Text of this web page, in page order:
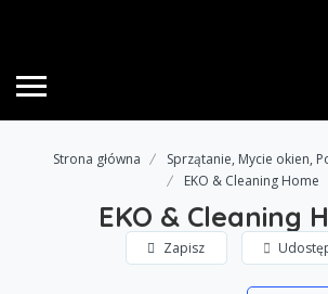
Strona główna
Sprzątanie, Mycie okien,
EKO & Cleaning Home
EKO & Cleaning
Zapisz